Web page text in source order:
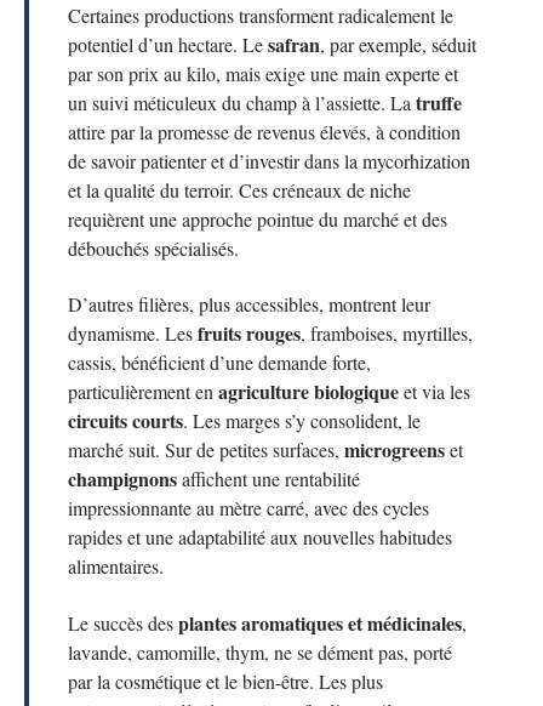
Certaines productions transforment radicalement le
potentiel d’un hectare. Lesafran, par exemple, séduit
par son prix au kilo, mais exige une main experte et
un suivi méticuleux du champ à l’assiette. La truffe
attire par la promesse de revenus élevés, à condition
de savoir patienter et d’investir dans la mycorhization
et la qualité du terroir. Ces créneaux de niche
requièrent une approche pointue du marché et des
débouchés spécialisés.
D’autres filières, plus accessibles, montrent leur
dynamisme. Lesfruits rouges, framboises, myrtilles,
cassis, bénéficient d’une demande forte,
particulièrement en agriculture biologiqueet via les
circuits courts. Les marges s’y consolident, le
marché suit. Sur de petites surfaces, microgreenset
champignonsaffichent une rentabilité
impressionnante au mètre carré, avec des cycles
rapides et une adaptabilité aux nouvelles habitudes
alimentaires.
Le succès desplantes aromatiques et médicinales,
lavande, camomille, thym, ne se dément pas, porté
par la cosmétique et le bien-être. Les plus